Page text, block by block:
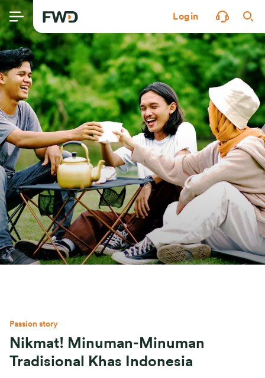
Login
Passion story
Nikmat! Minuman-Minuman
Tradisional Khas Indonesia